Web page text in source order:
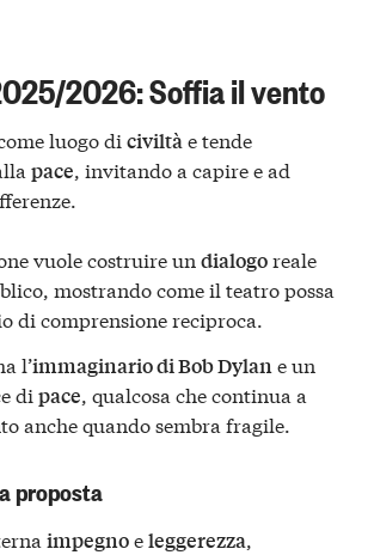
2026: Soffia il vento
luogo di civiltàe tende
pace, invitando a capire e ad
vuole costruire un dialogoreale
mostrando come il teatro possa
di comprensione reciproca.
l’immaginario di Bob Dylane un
di pace, qualcosa che continua a
anche quando sembra fragile.
proposta
impegnoeleggerezza,